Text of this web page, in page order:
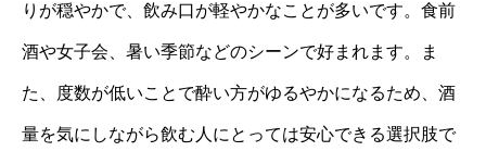
りが穏やかで、飲み口が軽やかなことが多いです。食前
酒や女子会、暑い季節などのシーンで好まれます。ま
た、度数が低いことで酔い方がゆるやかになるため、酒
量を気にしながら飲む人にとっては安心できる選択肢で